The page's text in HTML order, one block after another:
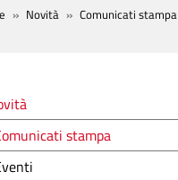
Novità Comunicati stampa
stampa